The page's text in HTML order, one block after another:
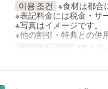
이용 조건 ※食材は都合
※表記料金には税金・サ
※写真はイメージです。
※他の割引・特典との併
예약 가능 기간
7월 1일